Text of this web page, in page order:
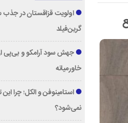
اولویت قزاقستان در جذب
گرین‌فیلد
جهش سود آرامکو و بی‌پی
خاورمیانه
استامینوفن و الکل؛ چرا
نمی‌شود؟